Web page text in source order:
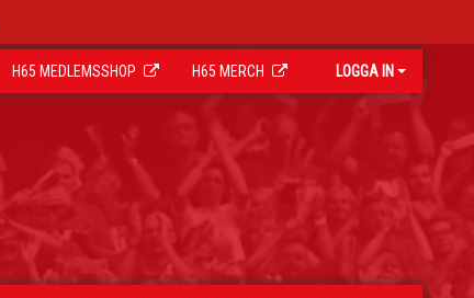
H65 MEDLEMSSHOP H65 MERCH LOGGA IN